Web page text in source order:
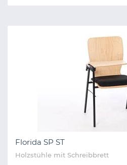
Florida SP ST
Holzstühle mit Schreibbrett